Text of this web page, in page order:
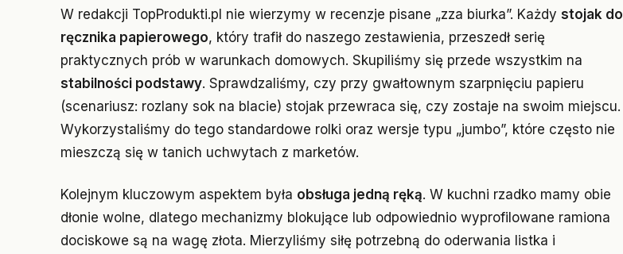
W redakcji TopProdukti.pl nie wierzymy w recenzje pisane „zza biurka”. Każdy stojak do
ręcznika papierowego, który trafił do naszego zestawienia, przeszedł serię
praktycznych prób w warunkach domowych. Skupiliśmy się przede wszystkim na
stabilności podstawy. Sprawdzaliśmy, czy przy gwałtownym szarpnięciu papieru
(scenariusz: rozlany sok na blacie) stojak przewraca się, czy zostaje na swoim miejscu.
Wykorzystaliśmy do tego standardowe rolki oraz wersje typu „jumbo”, które często nie
mieszczą się w tanich uchwytach z marketów.
Kolejnym kluczowym aspektem była obsługa jedną ręką. W kuchni rzadko mamy obie
dłonie wolne, dlatego mechanizmy blokujące lub odpowiednio wyprofilowane ramiona
dociskowe są na wagę złota. Mierzyliśmy siłę potrzebną do oderwania listka i